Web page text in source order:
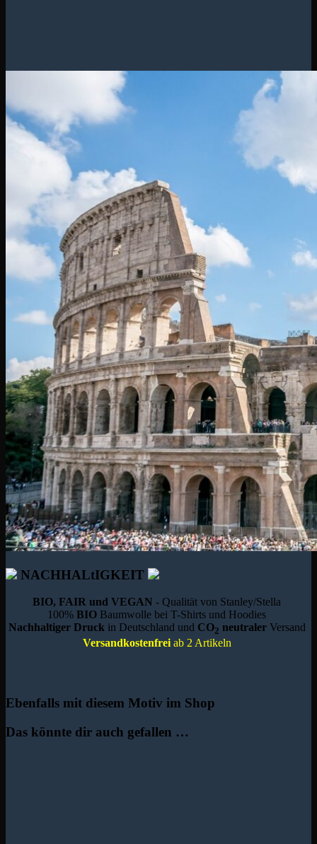
NACHHALtIGKEIT
BIO, FAIR und VEGAN - Qualität von Stanley/Stella
100%BIO Baumwolle bei T-Shirts und Hoodies
Nachhaltiger Druck in Deutschland und CO2 neutraler Versand
Versandkostenfreiab 2 Artikeln
Ebenfalls mit diesem Motiv im Shop
Das könnte dir auch gefallen …